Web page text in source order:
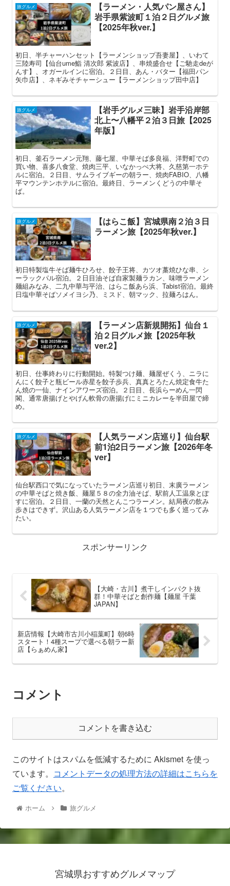
旅グルメ
【ラーメン・人気パン屋さん】
岩手県紫波町１泊２日グルメ旅
【2025年秋ver.】
初日、半チャーハンセット【ラーメンショップ吾妻屋】、いわて
三陸寿司【仙台ume鮨 清次郎 紫波店】、串焼盛合せ【ご馳走deが
んす】、オガールインに宿泊。２日目、あん・バター【福田パン
矢巾店】、ネギみそチャーシュー【ラーメンショップ田中店】
旅グルメ
【岩手グルメ三昧】岩手沿岸部
北上〜八幡平２泊３日旅【2025
年版】
初日、釜石ラーメン元翔、藤七屋、中華そば多良福、洋野町での
買い物、喜多八食堂、焼肉三平、いなかっぺ大将、久慈第一ホテ
ルに宿泊。２日目、サムライブギーの朝ラー、焼肉FABIO、八幡
平マウンテンホテルに宿泊。最終日、ラーメンくどうの中華そ
ば。
旅グルメ
【はらこ飯】宮城県南２泊３日
ラーメン旅【2025年秋ver.】
初日特製塩牛そば麺牛ひろせ、餃子王将、カツオ藁焼ひな串、シ
ーラックパル宿泊。２日目油そば自家製麺ラカン、味噌ラーメン
麺組みなみ、二九中華与平治、はらこ飯あら浜、Tabist宿泊。最終
日塩中華そばソメイヨシ乃、ミスド、朝マック、拉麺ろはん。
旅グルメ
【ラーメン店新規開拓】仙台１
泊２日グルメ旅【2025年秋
ver.2】
初日、仕事終わりに行動開始。特製つけ麺、麺屋ぜくう、ニラに
んにく餃子と瓶ビール赤星を餃子歩兵、真真とろたん焼定食牛た
ん焼の一仙、ナインアワーズ宿泊。２日目、長浜らーめん一閃
閣、通常唐揚げとやげん軟骨の唐揚げにミニカレーを半田屋で締
め。
旅グルメ
【人気ラーメン店巡り】仙台駅
前1泊2日ラーメン旅【2026年冬
ver】
仙台駅西口で気になっていたラーメン店巡り初日、末廣ラーメン
の中華そばと焼き飯、麺屋５８の全力油そば、駅前人工温泉とぽ
すに宿泊。２日目、一蘭の天然とんこつラーメン。結局夜の飲み
歩きはできず。沢山ある人気ラーメン店を１つでも多く巡ってみ
たい。
スポンサーリンク
【大崎・古川】煮干しインパクト抜
群！中華そばと創作麺【麺屋 千葉
JAPAN】
新店情報【大崎市古川小稲葉町】朝6時
スタート！4種スープで選べる朝ラー新
店【らぁめん家】
コメント
コメントを書き込む
このサイトはスパムを低減するために Akismet を使っ
ています。 コメントデータの処理方法の詳細はこちらを
ご覧ください。
ホーム 旅グルメ
宮城県おすすめグルメマップ